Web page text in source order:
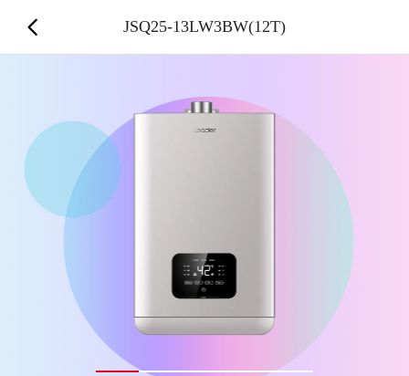
JSQ25-13LW3BW(12T)